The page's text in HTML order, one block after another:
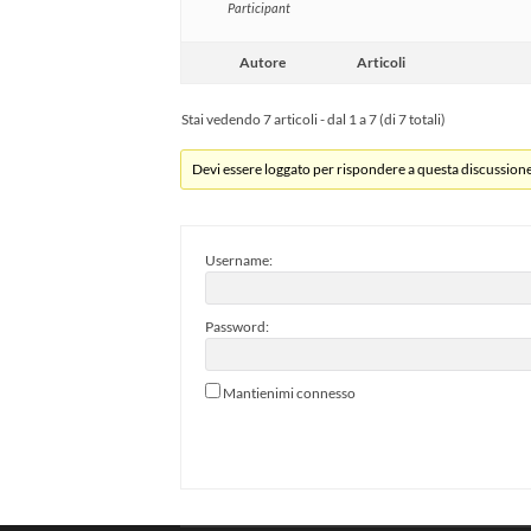
Participant
Autore Articoli
Stai vedendo 7 articoli - dal 1 a 7 (di 7 totali)
Devi essere loggato per rispondere a questa
Username:
Password:
Mantienimi connesso